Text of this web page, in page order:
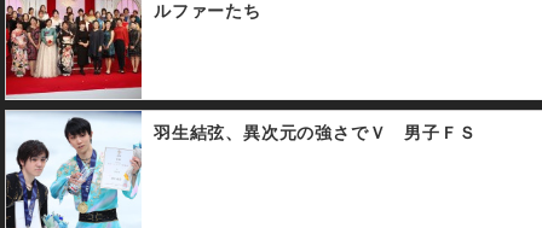
ルファーたち
羽生結弦、異次元の強さでＶ 男子ＦＳ